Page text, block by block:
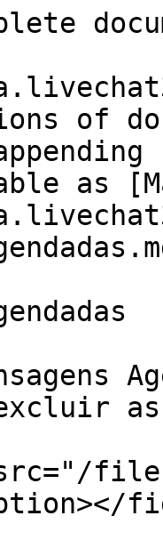
of
as
as
files/